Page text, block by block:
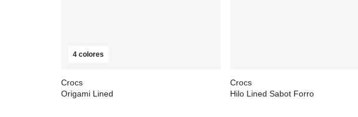
4 colores
Crocs
Origami Lined
Crocs
Hilo Lined Sabot Forro